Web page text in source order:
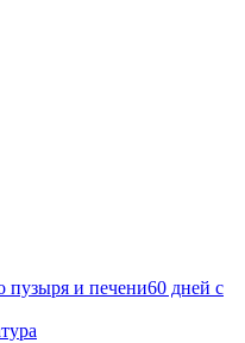
пузыря и печени60 дней с